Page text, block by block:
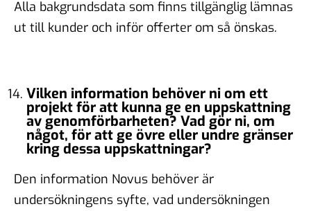
Alla bakgrundsdata som finns tillgänglig lämnas
ut till kunder och inför offerter om så önskas.
Vilken information behöver ni om ett
projekt för att kunna ge en uppskattning
av genomförbarheten? Vad gör ni, om
något, för att ge övre eller undre gränser
kring dessa uppskattningar?
Den information Novus behöver är
undersökningens syfte, vad undersökningen